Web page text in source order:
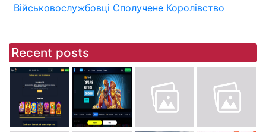
Військовослужбовці Сполучене Королівство
Recent posts